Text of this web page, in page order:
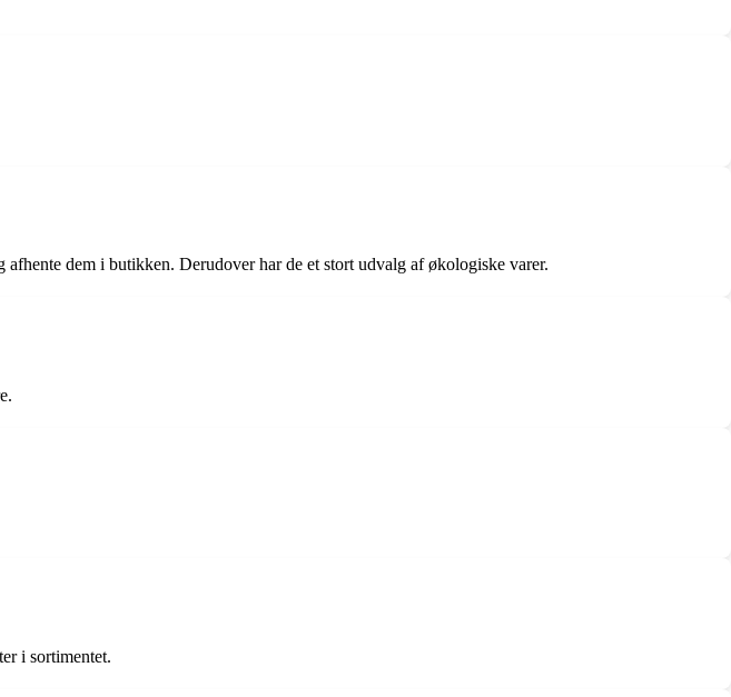
dem i butikken. Derudover har de et stort udvalg af økologiske varer.
i sortimentet.